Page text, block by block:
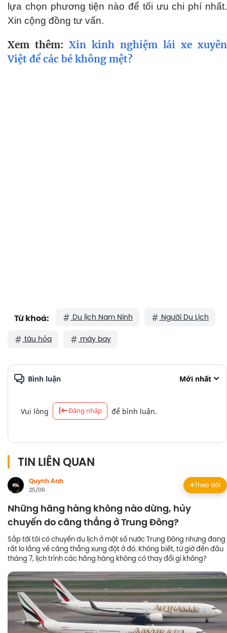
lựa chọn phương tiện nào để tối ưu chi phí nhất.
Xin cộng đồng tư vấn.
Xem thêm: Xin kinh nghiệm lái xe xuyên
Việt để các bé không mệt?
Từ khoá: Du lịch Nam Ninh Người Du Lịch
tàu hỏa máy bay
Bình luận Mới nhất
Vui lòng Đăng nhập để bình luận.
TIN LIÊN QUAN
Quynh Anh
25/06
Theo dõi
Những hãng hàng không nào dừng, hủy
chuyến do căng thẳng ở Trung Đông?
Sắp tới tôi có chuyến du lịch ở một số nước Trung Đông nhưng đang
rất lo lắng về căng thẳng xung đột ở đó. Không biết, từ giờ đến đầu
tháng 7, lịch trình các hãng hàng không có thay đổi gì không?